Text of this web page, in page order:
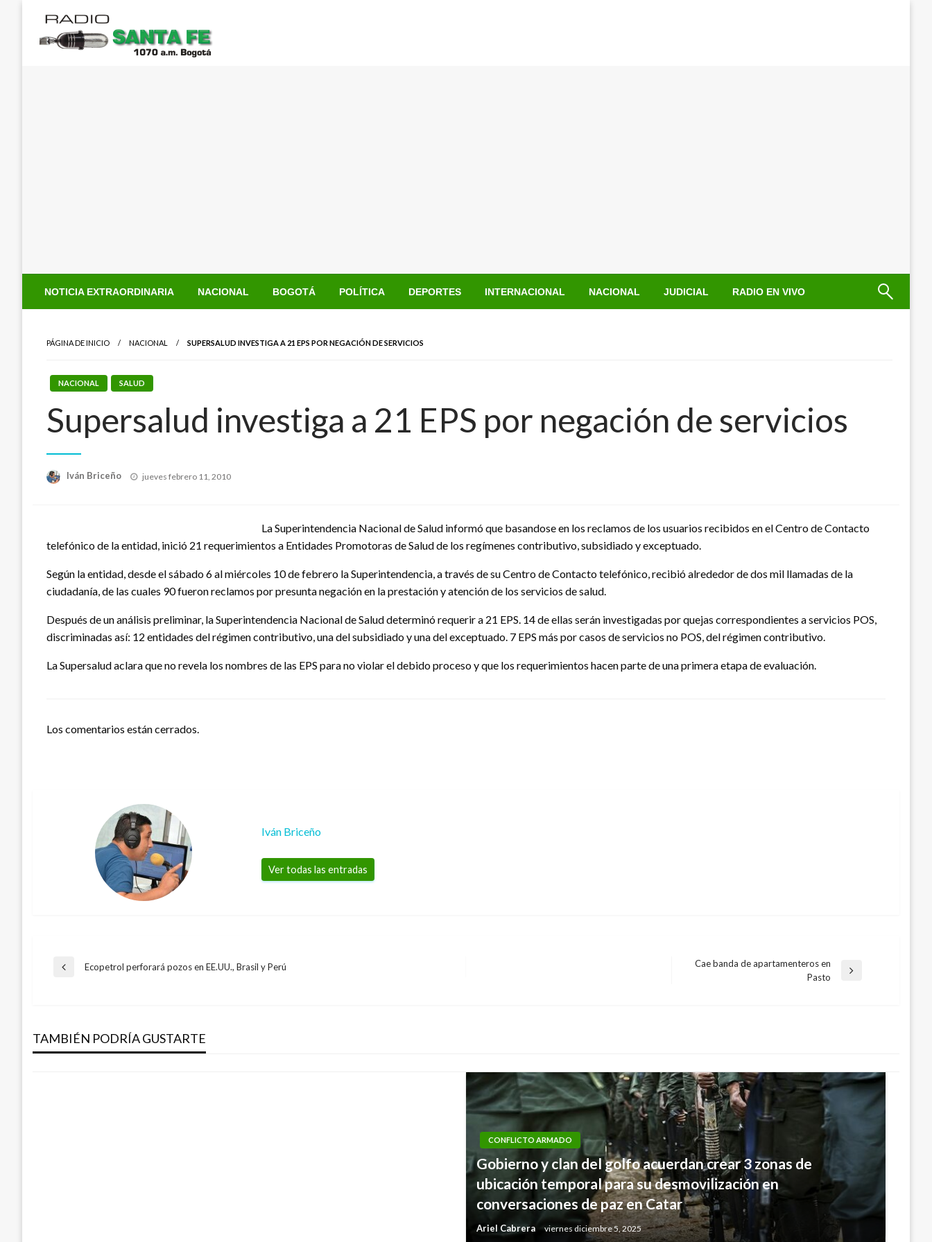
contenido
NOTICIA EXTRAORDINARIA NACIONAL BOGOTÁ POLÍTICA DEPORTES INTERNACIONAL NACIONAL JUDICIAL RADIO EN VIVO
PÁGINA DE INICIO NACIONAL SUPERSALUD INVESTIGA A 21 EPS POR NEGACIÓN DE SERVICIOS
NACIONAL SALUD
Supersalud investiga a 21 EPS por negación de servicios
Iván Briceño
Publicado
jueves febrero 11, 2010
La Superintendencia Nacional de Salud informó que basandose en los reclamos de los usuarios recibidos en el Centro de Contacto
telefónico de la entidad, inició 21 requerimientos a Entidades Promotoras de Salud de los regímenes contributivo, subsidiado y exceptuado.
Según la entidad, desde el sábado 6 al miércoles 10 de febrero la Superintendencia, a través de su Centro de Contacto telefónico, recibió alrededor de dos mil llamadas de la
ciudadanía, de las cuales 90 fueron reclamos por presunta negación en la prestación y atención de los servicios de salud.
Después de un análisis preliminar, la Superintendencia Nacional de Salud determinó requerir a 21 EPS. 14 de ellas serán investigadas por quejas correspondientes a servicios POS,
discriminadas así: 12 entidades del régimen contributivo, una del subsidiado y una del exceptuado. 7 EPS más por casos de servicios no POS, del régimen contributivo.
La Supersalud aclara que no revela los nombres de las EPS para no violar el debido proceso y que los requerimientos hacen parte de una primera etapa de evaluación.
Los comentarios están cerrados.
Iván Briceño
Ver todas las entradas
Navegación
entradas
Entrada
Ecopetrol perforará pozos en EE.UU., Brasil y Perú
Cae banda de apartamenteros en
Pasto
TAMBIÉN PODRÍA GUSTARTE
aprendizaje
Giovanni Alarcón M. viernes marzo 17, 2017
CONFLICTO ARMADO
Gobierno y clan del golfo acuerdan crear 3 zonas de
ubicación temporal para su desmovilización en
conversaciones de paz en Catar
Ariel Cabrera viernes diciembre 5, 2025